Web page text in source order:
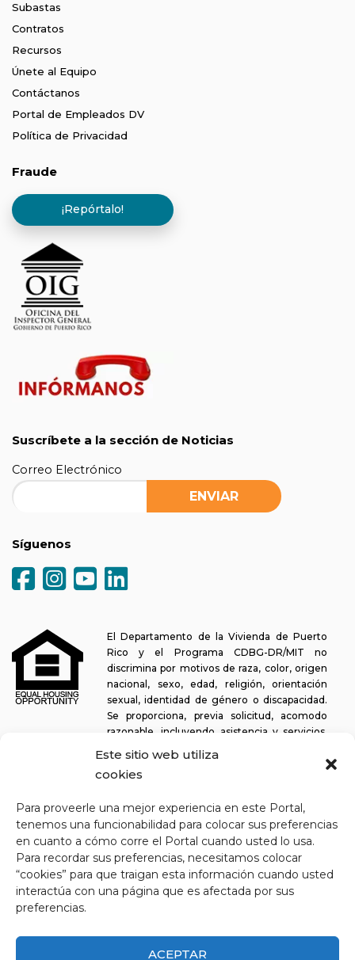
Este sitio web utiliza
cookies
Para proveerle una mejor experiencia en este Portal,
tenemos una funcionabilidad para colocar sus preferencias
en cuanto a cómo corre el Portal cuando usted lo usa.
Para recordar sus preferencias, necesitamos colocar
“cookies” para que traigan esta información cuando usted
interactúa con una página que es afectada por sus
preferencias.
ACEPTAR
Subastas
Contratos
Recursos
Únete al Equipo
Contáctanos
Portal de Empleados DV
Política de Privacidad
Fraude
¡Repórtalo!
Suscríbete a la sección de Noticias
Correo Electrónico
Síguenos
El Departamento de la Vivienda de Puerto
Rico y el Programa CDBG-DR/MIT no
discrimina por motivos de raza, color, origen
nacional, sexo, edad, religión, orientación
sexual, identidad de género o discapacidad.
Se proporciona, previa solicitud, acomodo
razonable, incluyendo asistencia y servicios,
para permitir a una persona con alguna discapacidad la misma
oportunidad de participar en todos los programas y actividades. El
Departamento de la Vivienda se esfuerza continuamente por
lectores de pantalla, así como para otras funcionalidades
relacionadas con la accesibilidad, además de proporcionar acceso
a los documentos. Para solicitar asistencia con este sitio web o
copia de un documento específico, puede comunicarse al1-833-
234-2324.
Última actualización: 11-03-2025